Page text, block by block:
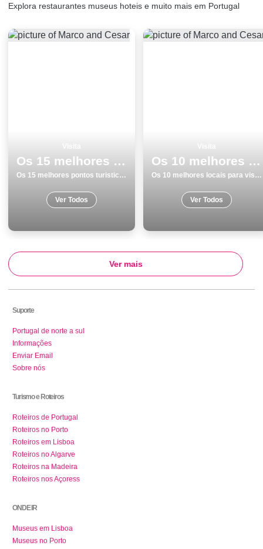
Explora restaurantes museus hoteis e muito mais em Portugal
Os 15 melhores pontos turisticos e passeios em Museus
Os 15 melhores pontos turisticos e passeios em Museus
Ver Todos
Os 10 melhores locais para visitar em Cascais
Os 10 melhores locais para visitar em Cascais
Ver Todos
Ver mais
Suporte
Portugal de norte a sul
Informações
Enviar Email
Sobre nós
Turismo e Roteiros
Roteiros de Portugal
Roteiros no Porto
Roteiros em Lisboa
Roteiros no Algarve
Roteiros na Madeira
Roteiros nos Açoress
ONDE IR
Museus em Lisboa
Museus no Porto